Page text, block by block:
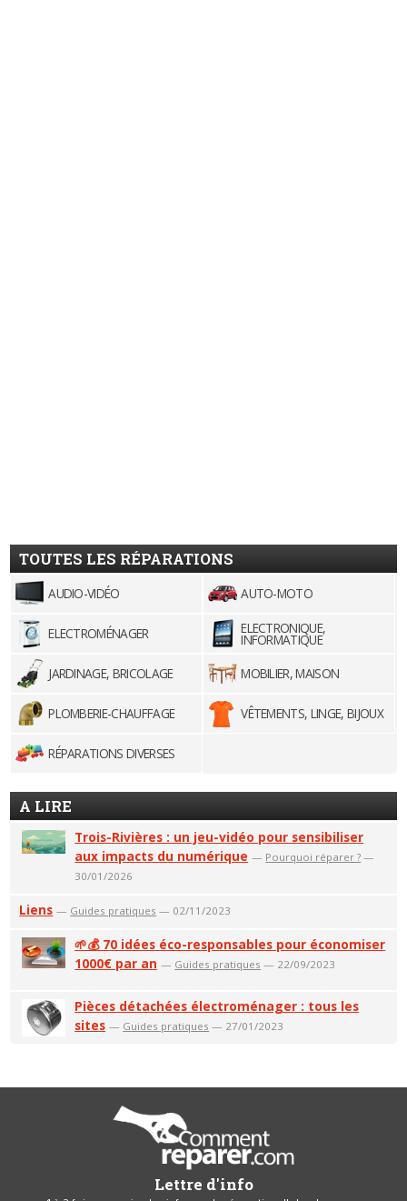
TOUTES LES RÉPARATIONS
AUDIO-VIDÉO AUTO-MOTO
ELECTROMÉNAGER ELECTRONIQUE,
INFORMATIQUE
JARDINAGE, BRICOLAGE
MOBILIER, MAISON
PLOMBERIE-CHAUFFAGE VÊTEMENTS, LINGE, BIJOUX
RÉPARATIONS DIVERSES
A LIRE
Trois-Rivières : un jeu-vidéo pour sensibiliser
aux impacts du numérique — Pourquoi réparer ? —
30/01/2026
Liens — Guides pratiques — 02/11/2023
🌱💰 70 idées éco-responsables pour économiser
1000€ par an — Guides pratiques — 22/09/2023
Pièces détachées électroménager : tous les
sites — Guides pratiques — 27/01/2023
Lettre d'info